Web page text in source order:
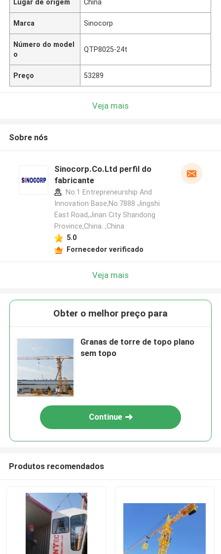
Lugar de origem China
Marca Sinocorp
Número do model
o
QTP8025-24t
Preço 53289
Veja mais
Sobre nós
Sinocorp.Co.Ltd perfil do
fabricante
No.1 Entrepreneurship And
Innovation Base,No.7888 Jingshi
East Road,Jinan City Shandong
Province,China. ,China
5.0
Fornecedor verificado
Veja mais
Obter o melhor preço para
Granas de torre de topo plano
sem topo
Continue
Produtos recomendados